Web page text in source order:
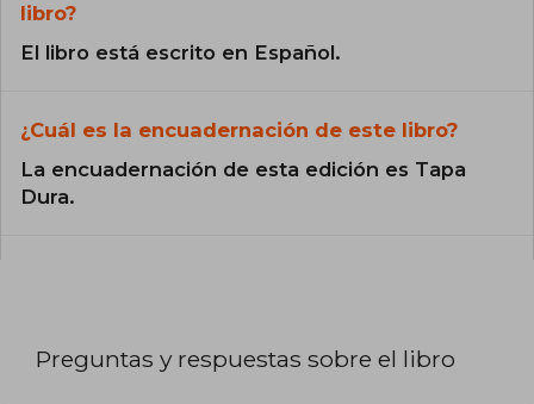
libro?
El libro está escrito en Español.
¿Cuál es la encuadernación de este libro?
La encuadernación de esta edición es Tapa
Dura.
Preguntas y respuestas sobre el libro